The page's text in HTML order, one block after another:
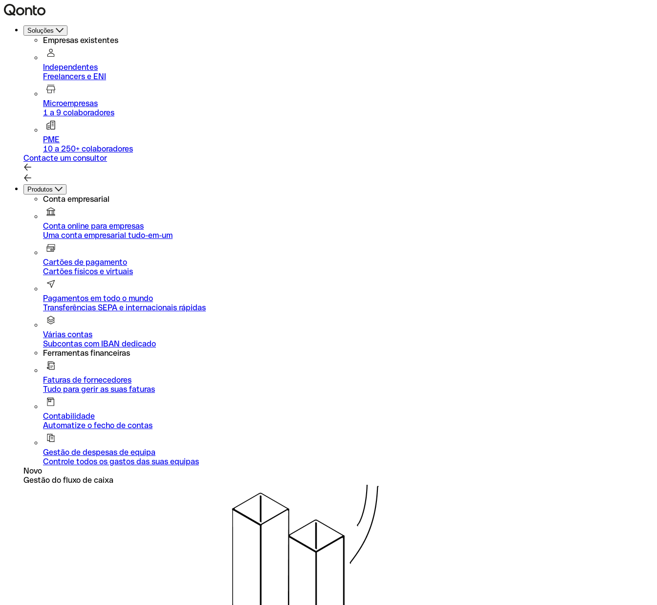
Soluções
Empresas existentes
Independentes
Freelancers e ENI
Microempresas
1 a 9 colaboradores
PME
10 a 250+ colaboradores
Contacte um consultor
Produtos
Conta empresarial
Conta online para empresas
Uma conta empresarial tudo-em-um
Cartões de pagamento
Cartões físicos e virtuais
Pagamentos em todo o mundo
Transferências SEPA e internacionais rápidas
Várias contas
Subcontas com IBAN dedicado
Ferramentas financeiras
Faturas de fornecedores
Tudo para gerir as suas faturas
Contabilidade
Automatize o fecho de contas
Gestão de despesas de equipa
Controle todos os gastos das suas equipas
Novo
Gestão do fluxo de caixa